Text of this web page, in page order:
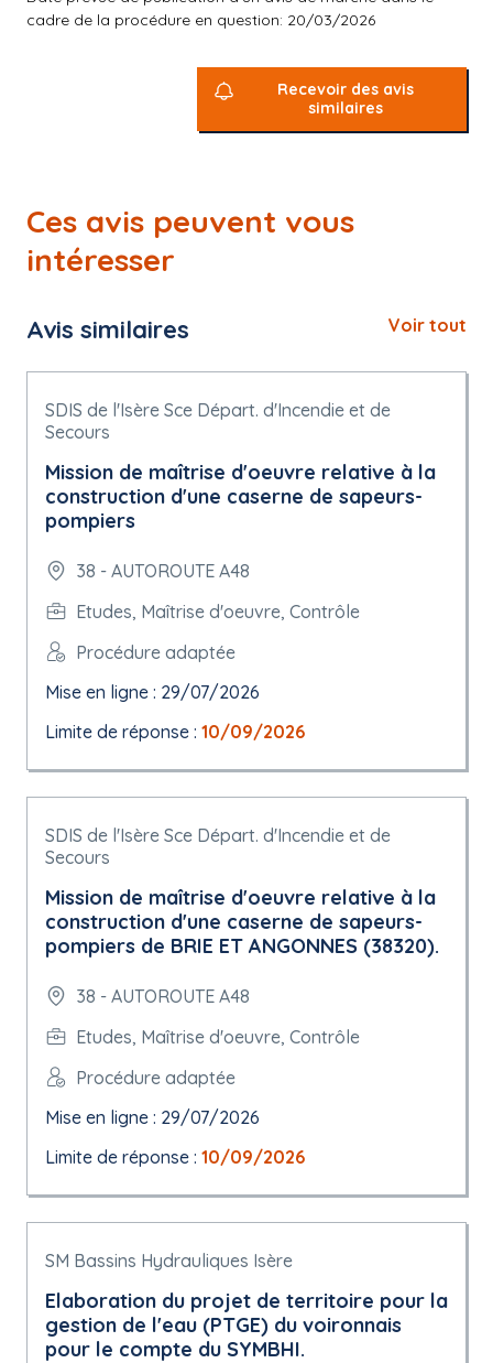
cadre de la procédure en question: 20/03/2026
Recevoir des avis
similaires
Ces avis peuvent vous
intéresser
Avis similaires Voir tout
SDIS de l'Isère Sce Départ. d'Incendie et de
Secours
Mission de maîtrise d'oeuvre relative à la
construction d'une caserne de sapeurs-
pompiers
38 - AUTOROUTE A48
Etudes, Maîtrise d'oeuvre, Contrôle
Procédure adaptée
Mise en ligne : 29/07/2026
Limite de réponse : 10/09/2026
SDIS de l'Isère Sce Départ. d'Incendie et de
Secours
Mission de maîtrise d'oeuvre relative à la
construction d'une caserne de sapeurs-
pompiers de BRIE ET ANGONNES (38320).
38 - AUTOROUTE A48
Etudes, Maîtrise d'oeuvre, Contrôle
Procédure adaptée
Mise en ligne : 29/07/2026
Limite de réponse : 10/09/2026
SM Bassins Hydrauliques Isère
Elaboration du projet de territoire pour la
gestion de l'eau (PTGE) du voironnais
pour le compte du SYMBHI.